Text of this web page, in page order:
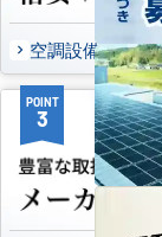
空調設備のご提
POINT
3